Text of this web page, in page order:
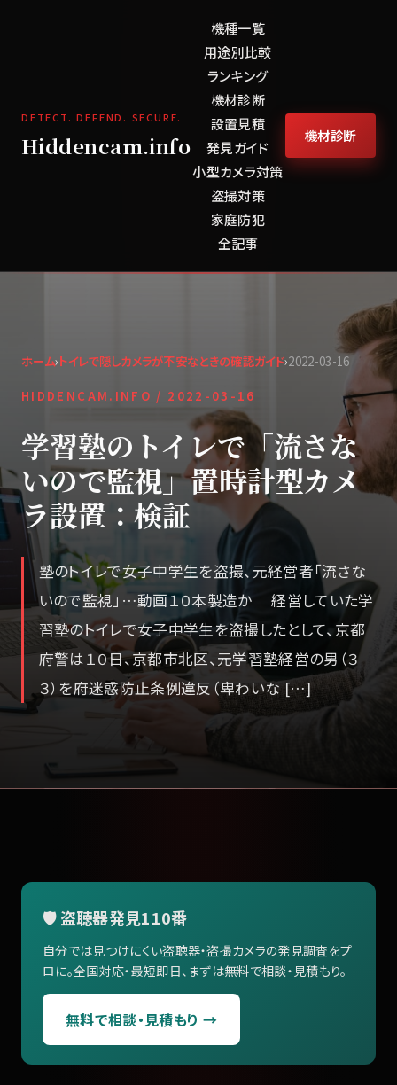
DETECT. DEFEND. SECURE.
Hiddencam.info
機種一覧
用途別比較
ランキング
機材診断
設置見積
発見ガイド
小型カメラ対策
盗撮対策
家庭防犯
全記事
機材診断
ホーム›トイレで隠しカメラが不安なときの確認ガイド›2022-03-16
HIDDENCAM.INFO / 2022-03-16
学習塾のトイレで「流さな
いので監視」置時計型カメ
ラ設置：検証
塾のトイレで女子中学生を盗撮、元経営者「流さな
いので監視」…動画１０本製造か 経営していた学
習塾のトイレで女子中学生を盗撮したとして、京都
府警は１０日、京都市北区、元学習塾経営の男（３
３）を府迷惑防止条例違反（卑わいな […]
🛡️ 盗聴器発見110番
自分では見つけにくい盗聴器・盗撮カメラの発見調査をプ
ロに。全国対応・最短即日、まずは無料で相談・見積もり。
無料で相談・見積もり →